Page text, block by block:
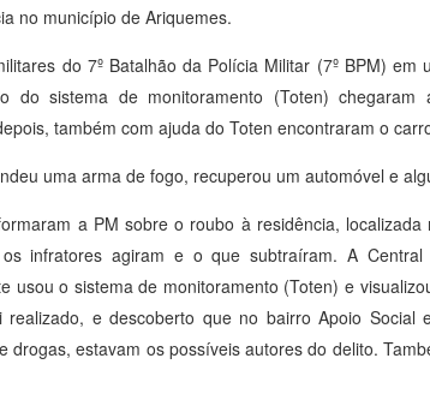
no município de Ariquemes.
do 7º Batalhão da Polícia Militar (7º BPM)
do sistema de monitoramento (Toten)
também com ajuda do Toten encontraram o
uma arma de fogo, recuperou um automóvel e
a PM sobre o roubo à residência,
infratores agiram e o que subtraíram. A
usou o sistema de monitoramento (Toten) e
e descoberto que no bairro Apoio Social
estavam os possíveis autores do delito.